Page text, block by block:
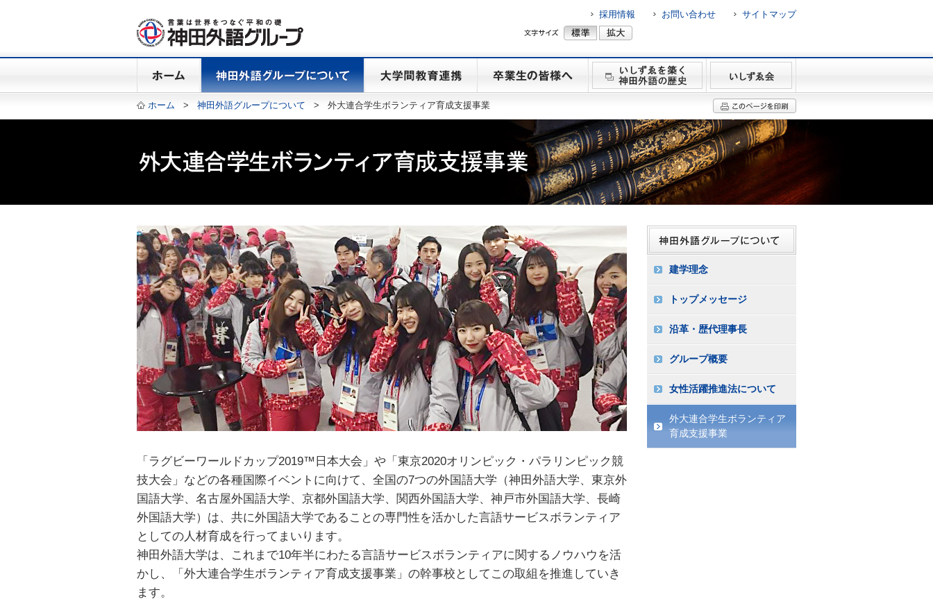
採用情報 お問い合わせ サイトマップ
ホーム > 神田外語グループについて > 外大連合学生ボランティア育成支援事業
「ラグビーワールドカップ2019™日本大会」や「東京2020オリンピック・パラリンピック競
技大会」などの各種国際イベントに向けて、全国の7つの外国語大学（神田外語大学、東京外
国語大学、名古屋外国語大学、京都外国語大学、関西外国語大学、神戸市外国語大学、長崎
外国語大学）は、共に外国語大学であることの専門性を活かした言語サービスボランティア
としての人材育成を行ってまいります。
神田外語大学は、これまで10年半にわたる言語サービスボランティアに関するノウハウを活
かし、「外大連合学生ボランティア育成支援事業」の幹事校としてこの取組を推進していき
ます。
建学理念
トップメッセージ
沿革・歴代理事長
グループ概要
女性活躍推進法について
外大連合学生ボランティア
育成支援事業